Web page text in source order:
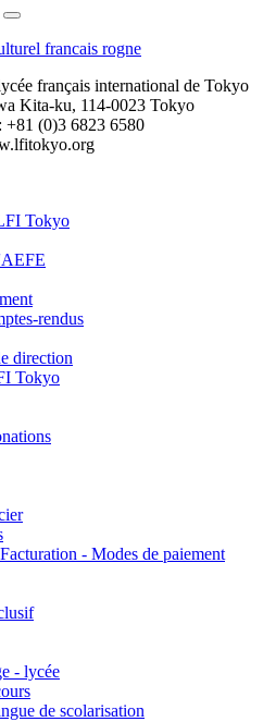
français international de Tokyo
Kita-ku, 114-0023 Tokyo
+81 (0)3 6823 6580
Tokyo
rendus
direction
Tokyo
Facturation - Modes de paiement
- lycée
de scolarisation